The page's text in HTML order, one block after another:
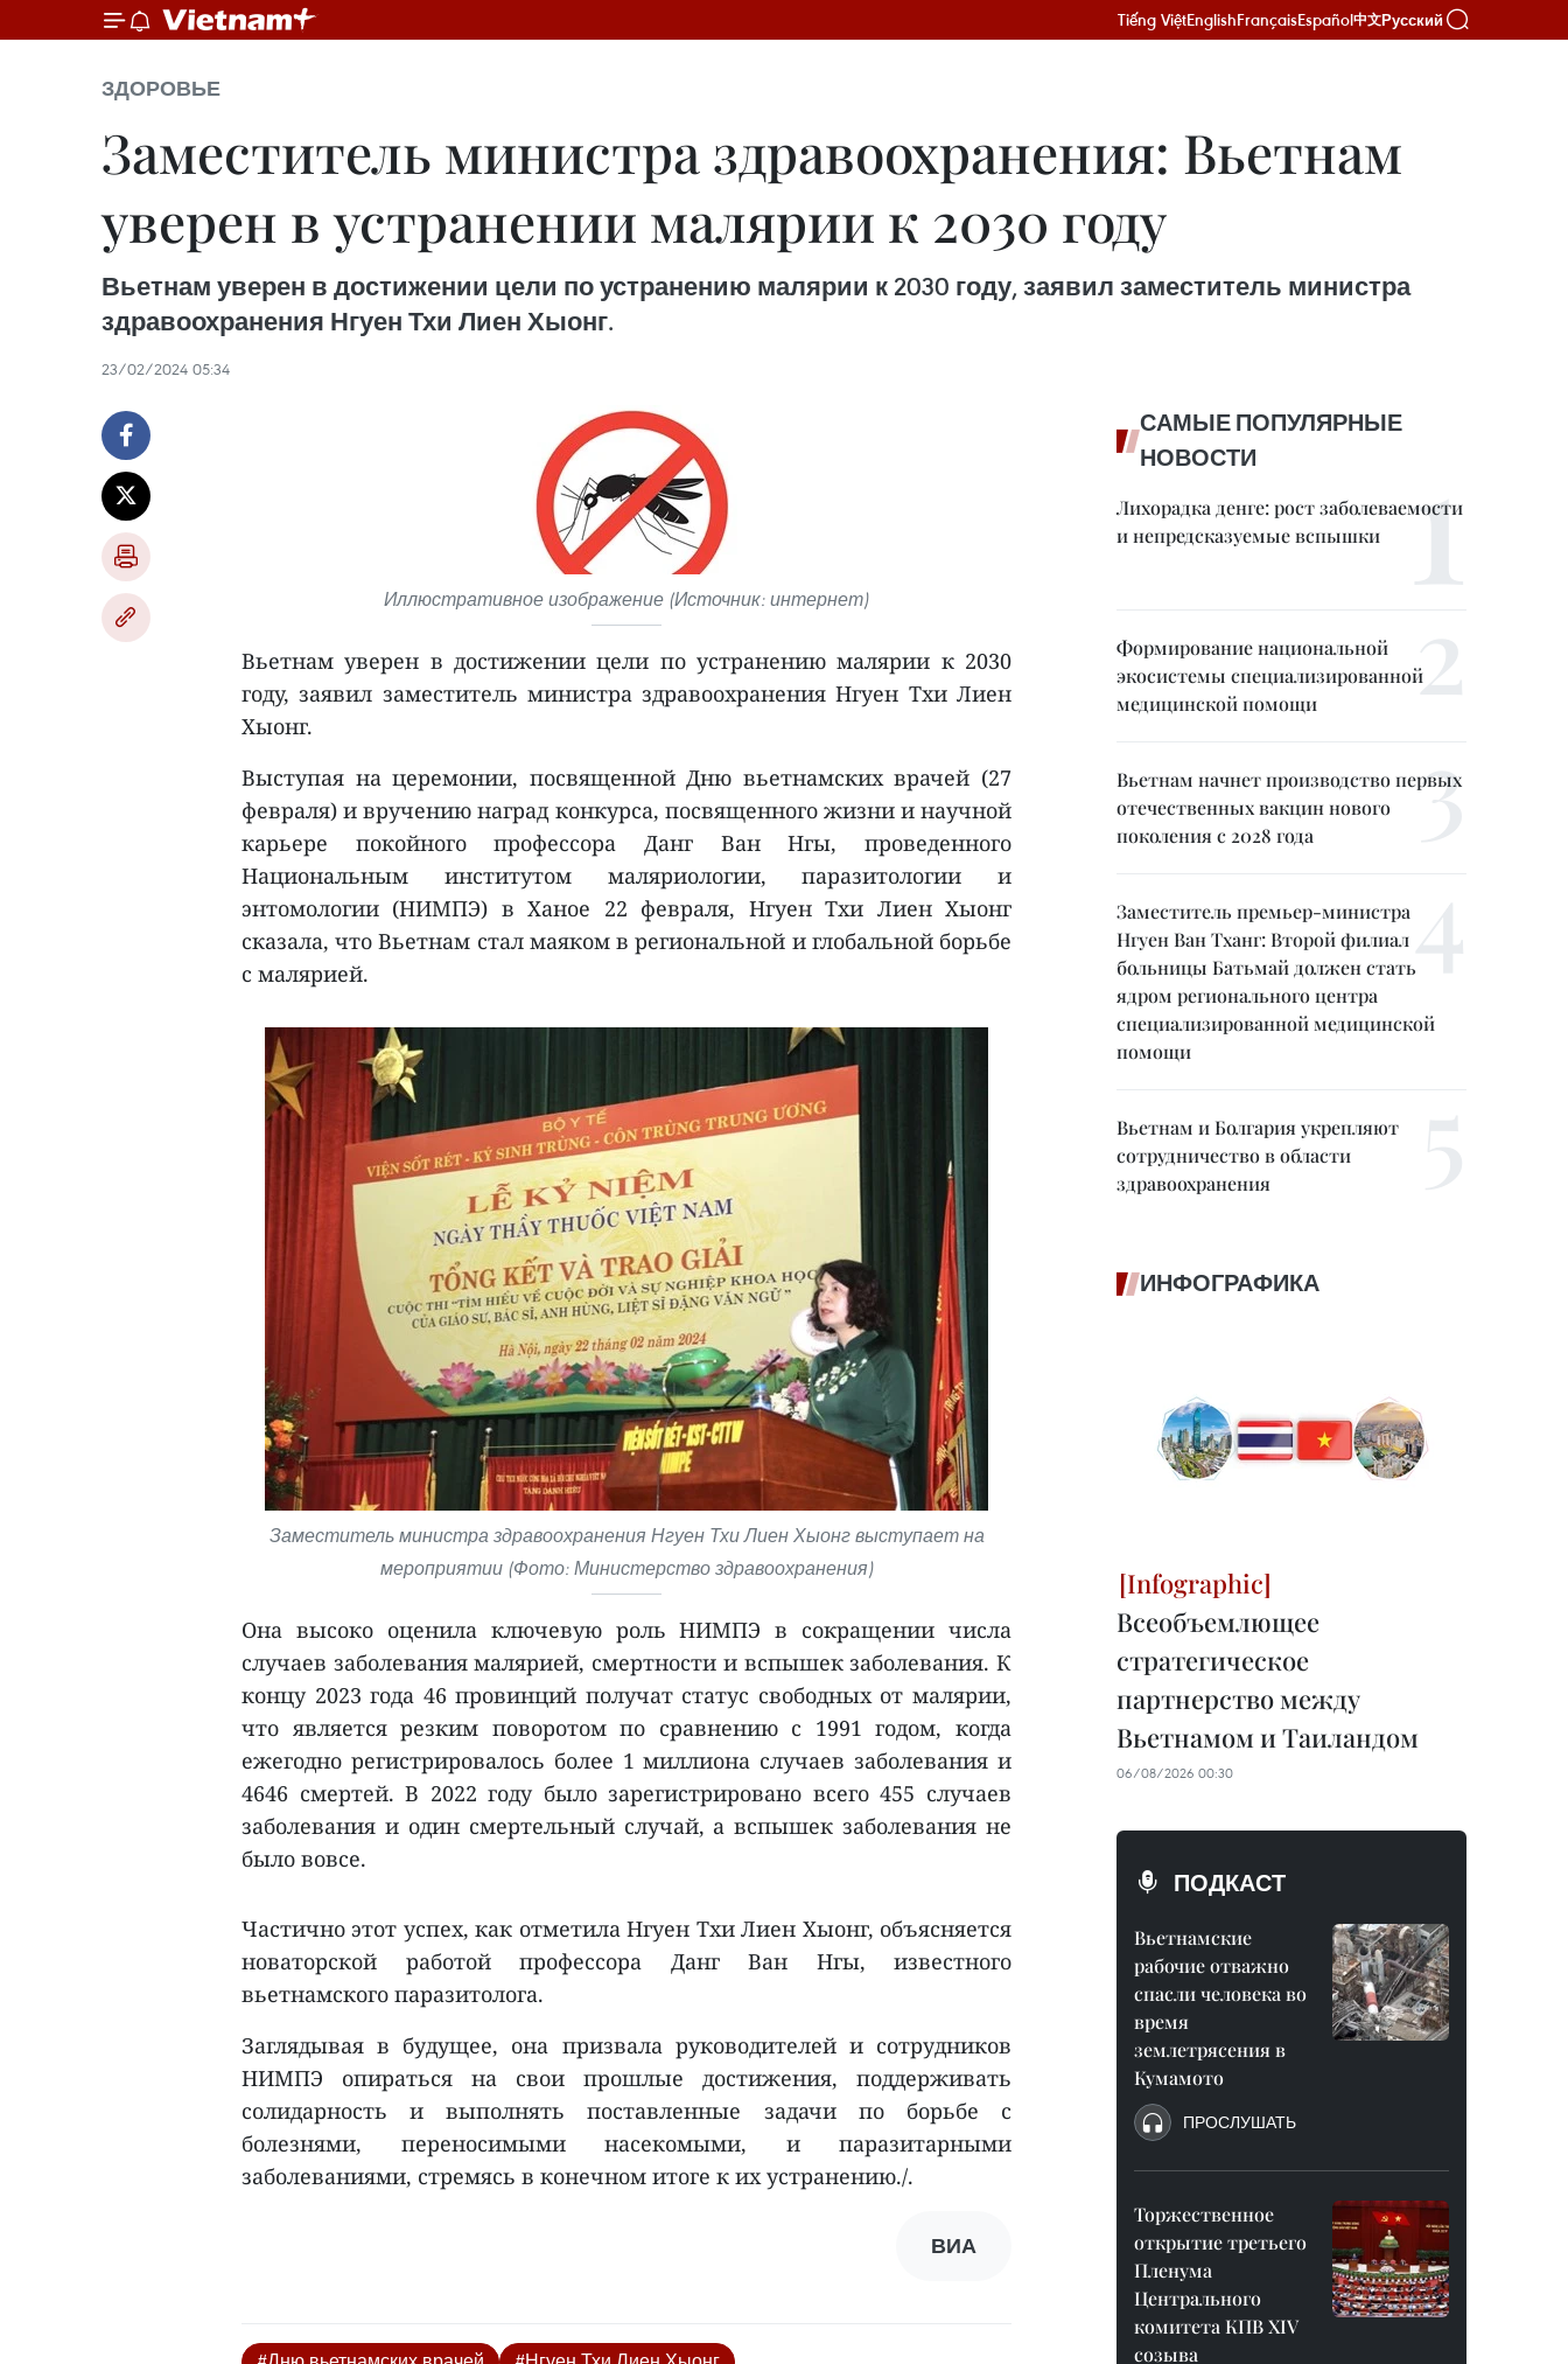
Tiếng ViệtEnglishFrançaisEspañol中文Русский
ЗДОРОВЬЕ
Заместитель министра здравоохранения: Вьетнам
уверен в устранении малярии к 2030 году
Вьетнам уверен в достижении цели по устранению малярии к 2030 году, заявил заместитель министра
здравоохранения Нгуен Тхи Лиен Хыонг.
23/02/2024 05:34
Иллюстративное изображение (Источник: интернет)
Вьетнам уверен в достижении цели по устранению малярии к 2030
году, заявил заместитель министра здравоохранения Нгуен Тхи Лиен
Хыонг.
Выступая на церемонии, посвященной Дню вьетнамских врачей (27
февраля) и вручению наград конкурса, посвященного жизни и научной
карьере покойного профессора Данг Ван Нгы, проведенного
Национальным институтом маляриологии, паразитологии и
энтомологии (НИМПЭ) в Ханое 22 февраля, Нгуен Тхи Лиен Хыонг
сказала, что Вьетнам стал маяком в региональной и глобальной борьбе
с малярией.
Заместитель министра здравоохранения Нгуен Тхи Лиен Хыонг выступает на
мероприятии (Фото: Министерство здравоохранения)
Она высоко оценила ключевую роль НИМПЭ в сокращении числа
случаев заболевания малярией, смертности и вспышек заболевания. К
концу 2023 года 46 провинций получат статус свободных от малярии,
что является резким поворотом по сравнению с 1991 годом, когда
ежегодно регистрировалось более 1 миллиона случаев заболевания и
4646 смертей. В 2022 году было зарегистрировано всего 455 случаев
заболевания и один смертельный случай, а вспышек заболевания не
было вовсе.
Частично этот успех, как отметила Нгуен Тхи Лиен Хыонг, объясняется
новаторской работой профессора Данг Ван Нгы, известного
вьетнамского паразитолога.
Заглядывая в будущее, она призвала руководителей и сотрудников
НИМПЭ опираться на свои прошлые достижения, поддерживать
солидарность и выполнять поставленные задачи по борьбе с
болезнями, переносимыми насекомыми, и паразитарными
заболеваниями, стремясь в конечном итоге к их устранению./.
ВИА
САМЫЕ ПОПУЛЯРНЫЕ
НОВОСТИ
Лихорадка денге: рост заболеваемости
и непредсказуемые вспышки
Формирование национальной
экосистемы специализированной
медицинской помощи
Вьетнам начнет производство первых
отечественных вакцин нового
поколения с 2028 года
Заместитель премьер-министра
Нгуен Ван Тханг: Второй филиал
больницы Батьмай должен стать
ядром регионального центра
специализированной медицинской
помощи
Вьетнам и Болгария укрепляют
сотрудничество в области
здравоохранения
ИНФОГРАФИКА
Всеобъемлющее
стратегическое
партнерство между
Вьетнамом и Таиландом
06/08/2026 00:30
ПОДКАСТ
Вьетнамские
рабочие отважно
спасли человека во
время
землетрясения в
Кумамото
ПРОСЛУШАТЬ
Торжественное
открытие третьего
Пленума
Центрального
комитета КПВ XIV
созыва